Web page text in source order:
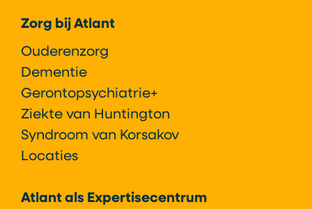
Zorg bij Atlant
Ouderenzorg
Dementie
Gerontopsychiatrie+
Ziekte van Huntington
Syndroom van Korsakov
Locaties
Atlant als Expertisecentrum